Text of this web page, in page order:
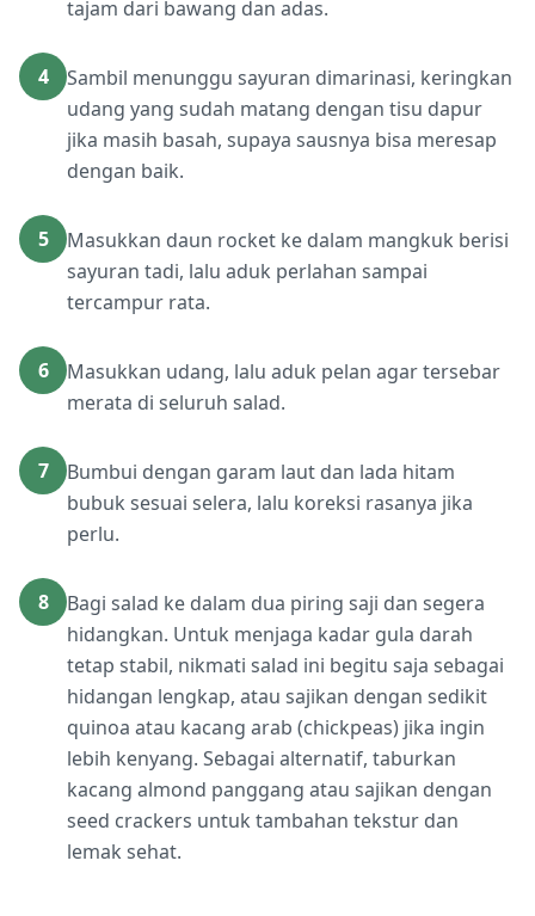
tajam dari bawang dan adas.
4
Sambil menunggu sayuran dimarinasi, keringkan
udang yang sudah matang dengan tisu dapur
jika masih basah, supaya sausnya bisa meresap
dengan baik.
5
Masukkan daun rocket ke dalam mangkuk berisi
sayuran tadi, lalu aduk perlahan sampai
tercampur rata.
6
Masukkan udang, lalu aduk pelan agar tersebar
merata di seluruh salad.
7
Bumbui dengan garam laut dan lada hitam
bubuk sesuai selera, lalu koreksi rasanya jika
perlu.
8
Bagi salad ke dalam dua piring saji dan segera
hidangkan. Untuk menjaga kadar gula darah
tetap stabil, nikmati salad ini begitu saja sebagai
hidangan lengkap, atau sajikan dengan sedikit
quinoa atau kacang arab (chickpeas) jika ingin
lebih kenyang. Sebagai alternatif, taburkan
kacang almond panggang atau sajikan dengan
seed crackers untuk tambahan tekstur dan
lemak sehat.